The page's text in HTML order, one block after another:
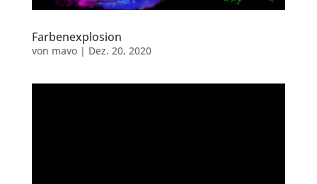
Farbenexplosion
von mavo| Dez. 20, 2020